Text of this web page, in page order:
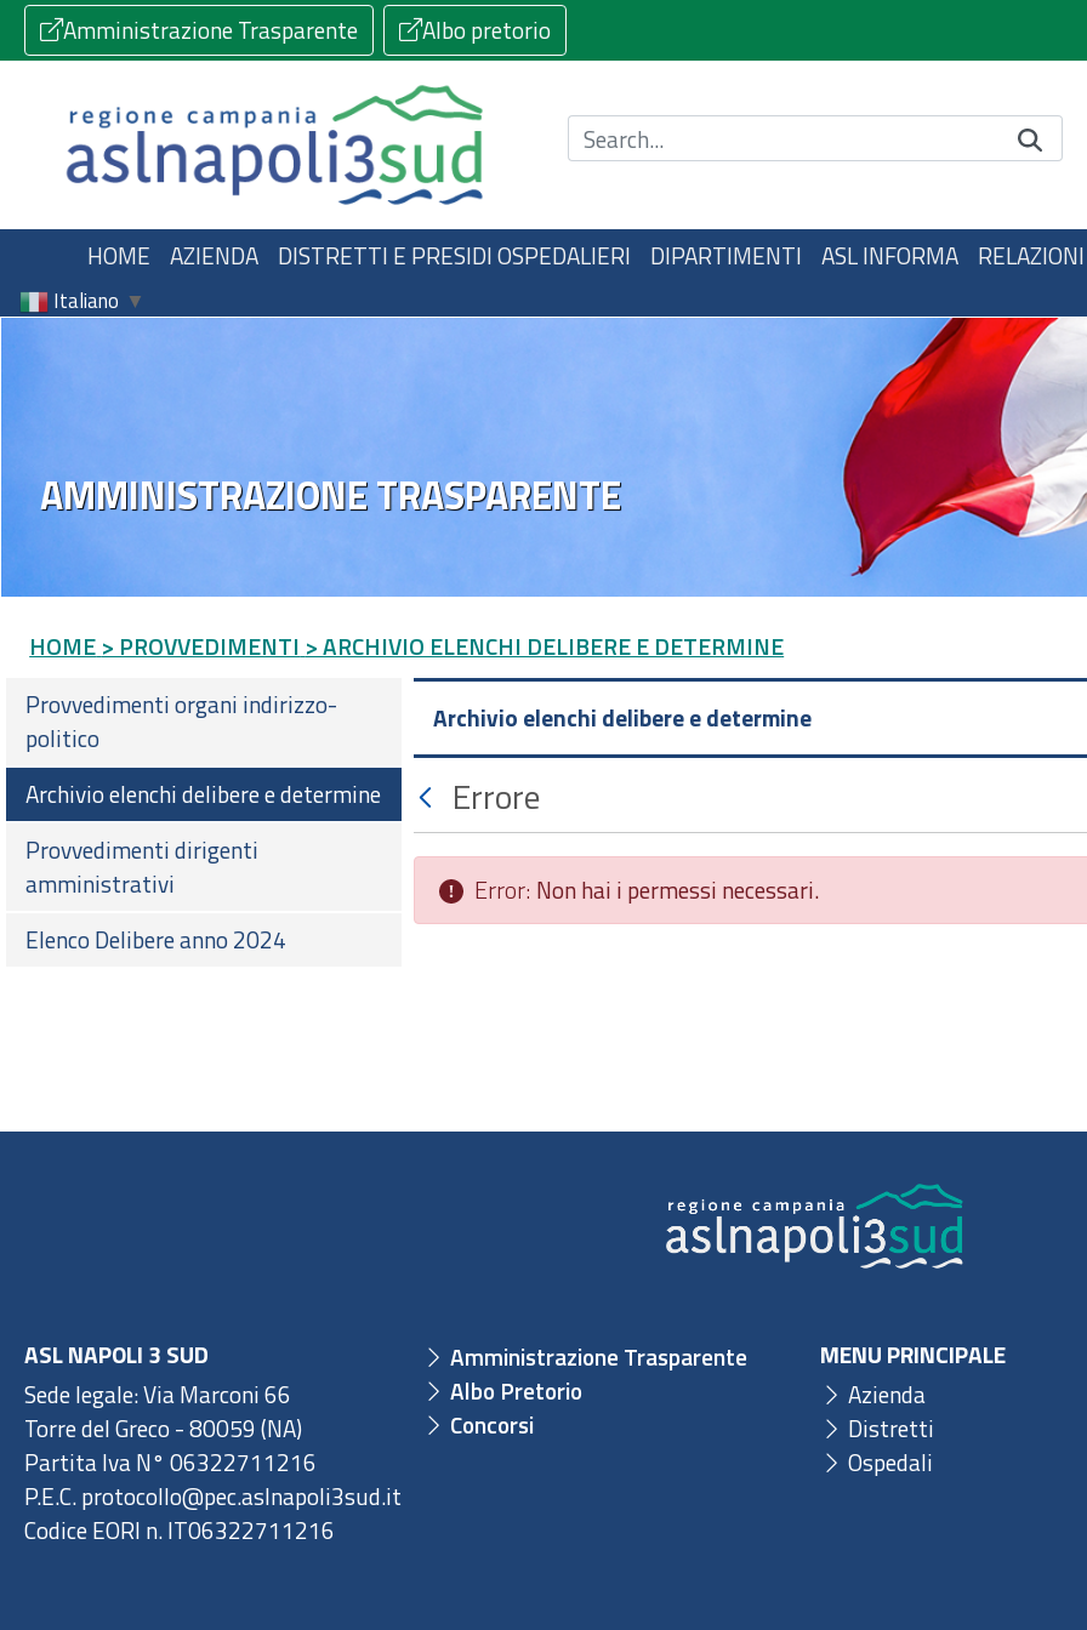
Amministrazione Trasparente Albo pretorio
Cerca nel sito
HOME AZIENDA DISTRETTI E PRESIDI OSPEDALIERI DIPARTIMENTI ASL INFORMA
Italiano ▼
AMMINISTRAZIONE TRASPARENTE
HOME > PROVVEDIMENTI > ARCHIVIO ELENCHI DELIBERE E DETERMINE
Provvedimenti organi indirizzo-
politico
Archivio elenchi delibere e determine
Provvedimenti dirigenti
amministrativi
Elenco Delibere anno 2024
Archivio elenchi delibere e determine
Errore
Error: Non hai i permessi necessari.
ASL NAPOLI 3 SUD
Sede legale: Via Marconi 66
Torre del Greco - 80059 (NA)
Partita Iva N° 06322711216
P.E.C. protocollo@pec.aslnapoli3sud.it
Codice EORI n. IT06322711216
Amministrazione Trasparente
Albo Pretorio
Concorsi
MENU PRINCIPALE
Azienda
Distretti
Ospedali